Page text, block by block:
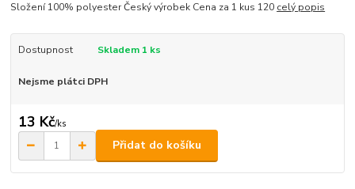
Složení 100% polyester Český výrobek Cena za 1 kus 120 celý popis
Dostupnost Skladem 1 ks
Nejsme plátci DPH
13 Kč/ks
Přidat do košíku